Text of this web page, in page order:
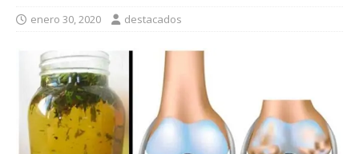
enero 30, 2020 destacados